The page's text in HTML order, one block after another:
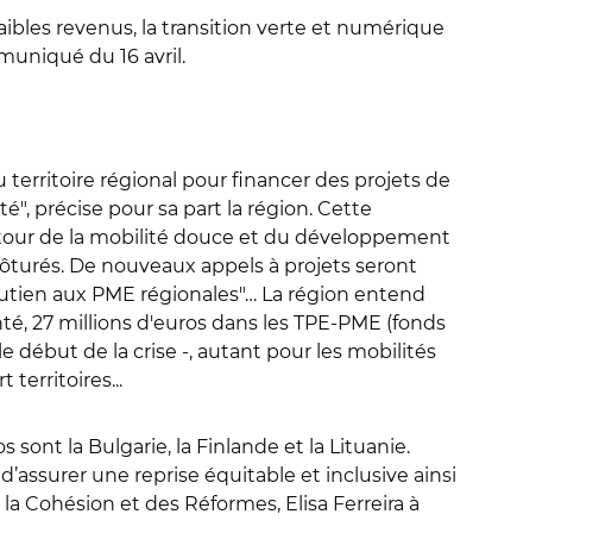
revenus, la transition verte et numérique
du 16 avril.
territoire régional pour financer des projets de
précise pour sa part la région. Cette
de la mobilité douce et du développement
De nouveaux appels à projets seront
aux PME régionales"… La région entend
27 millions d'euros dans les TPE-PME (fonds
début de la crise -, autant pour les mobilités
territoires...
sont la Bulgarie, la Finlande et la Lituanie.
une reprise équitable et inclusive ainsi
Cohésion et des Réformes, Elisa Ferreira à